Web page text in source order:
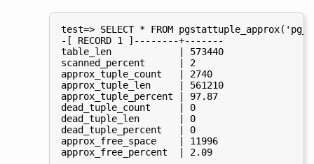
test=> SELECT * FROM
-[ RECORD 1 ]--------+-------
table_len            | 573440
scanned_percent      | 2
approx_tuple_count   | 2740
approx_tuple_len     | 561210
approx_tuple_percent | 97.87
dead_tuple_count     | 0
dead_tuple_len       | 0
dead_tuple_percent   | 0
approx_free_space    | 11996